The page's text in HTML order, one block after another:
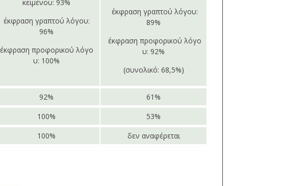
κειμένου: 93%
έκφραση γραπτού λόγου:
96%
έκφραση προφορικού λόγο
υ: 100%
έκφραση γραπτού λόγου:
89%
έκφραση προφορικού λόγο
υ: 92%
(συνολικό: 68,5%)
92%
61%
100%
53%
100% δεν αναφέρεται